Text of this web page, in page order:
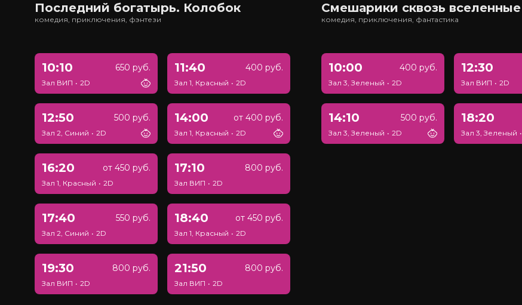
Последний богатырь. Колобок
комедия, приключения, фэнтези
10:10 650 руб.
Зал ВИП • 2D
11:40 400 руб.
Зал 1, Красный • 2D
12:50 500 руб.
Зал 2, Синий • 2D
14:00 от 400 руб.
Зал 1, Красный • 2D
16:20 от 450 руб.
Зал 1, Красный • 2D
17:10 800 руб.
Зал ВИП • 2D
17:40 550 руб.
Зал 2, Синий • 2D
18:40 от 450 руб.
Зал 1, Красный • 2D
19:30 800 руб.
Зал ВИП • 2D
21:50 800 руб.
Зал ВИП • 2D
Смешарики сквозь вселенные
комедия, приключения, фантастика
10:00 400 руб.
Зал 3, Зеленый • 2D
12:30
Зал ВИП • 2D
14:10 500 руб.
Зал 3, Зеленый • 2D
18:20
Зал 3, Зеленый •